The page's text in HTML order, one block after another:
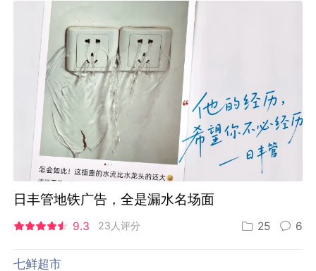
日丰管地铁广告，全是漏水名场面
9.3 23人评分 25 6
七鲜超市